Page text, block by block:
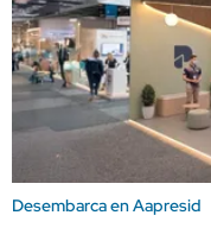
Desembarca en Aapresid